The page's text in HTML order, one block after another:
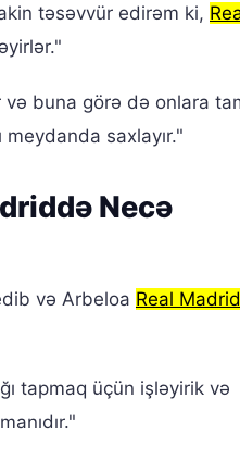
təsəvvür edirəm ki,
və buna görə də onlara
saxlayır."
Necə
və Arbeloa Real Madrid
tapmaq üçün işləyirik və